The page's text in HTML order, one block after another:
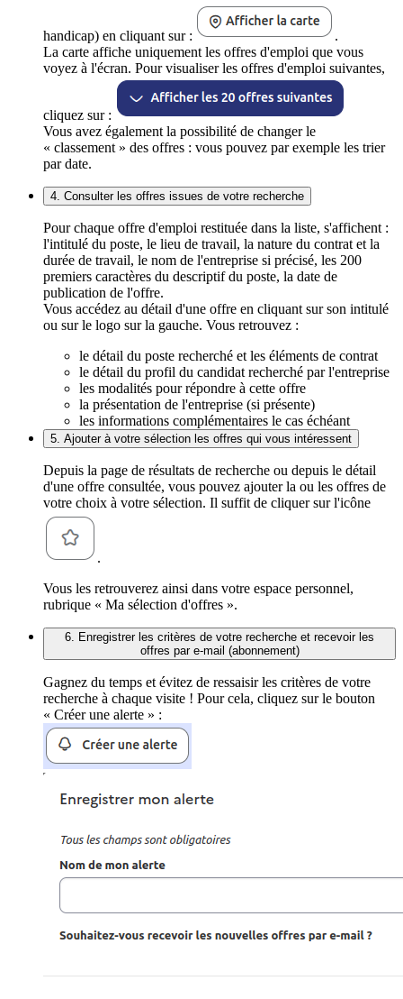
handicap) en cliquant sur :
.
La carte affiche uniquement les offres d'emploi que vous
voyez à l'écran. Pour visualiser les offres d'emploi suivantes,
cliquez sur :
Vous avez également la possibilité de changer le
« classement » des offres : vous pouvez par exemple les trier
par date.
4. Consulter les offres issues de votre recherche
Pour chaque offre d'emploi restituée dans la liste, s'affichent :
l'intitulé du poste, le lieu de travail, la nature du contrat et la
durée de travail, le nom de l'entreprise si précisé, les 200
premiers caractères du descriptif du poste, la date de
publication de l'offre.
Vous accédez au détail d'une offre en cliquant sur son intitulé
ou sur le logo sur la gauche. Vous retrouvez :
le détail du poste recherché et les éléments de contrat
le détail du profil du candidat recherché par l'entreprise
les modalités pour répondre à cette offre
la présentation de l'entreprise (si présente)
les informations complémentaires le cas échéant
5. Ajouter à votre sélection les offres qui vous intéressent
Depuis la page de résultats de recherche ou depuis le détail
d'une offre consultée, vous pouvez ajouter la ou les offres de
votre choix à votre sélection. Il suffit de cliquer sur l'icône
.
Vous les retrouverez ainsi dans votre espace personnel,
rubrique « Ma sélection d'offres ».
6. Enregistrer les critères de votre recherche et recevoir les
offres par e-mail (abonnement)
Gagnez du temps et évitez de ressaisir les critères de votre
recherche à chaque visite ! Pour cela, cliquez sur le bouton
« Créer une alerte » :